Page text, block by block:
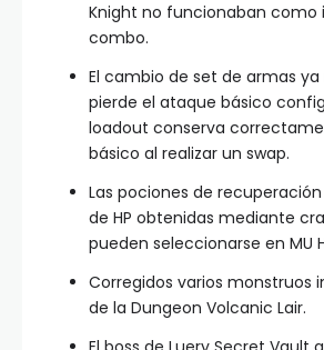
Knight no funcionaban como
combo.
El cambio de set de armas
pierde el ataque básico
loadout conserva
básico al realizar un swap.
Las pociones de
de HP obtenidas mediante
pueden seleccionarse en MU
Corregidos varios monstruos
de la Dungeon Volcanic Lair.